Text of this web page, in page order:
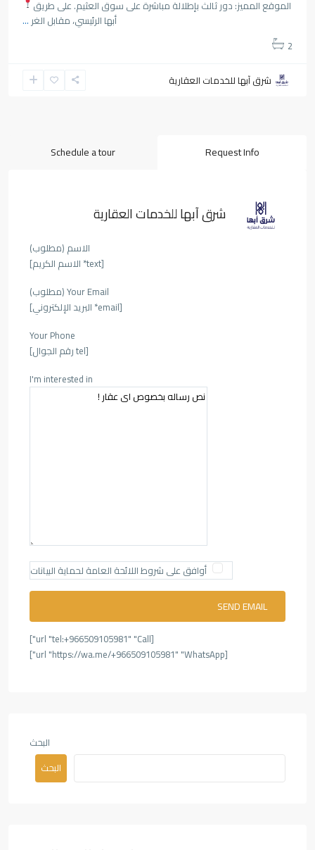
الموقع المميز: دور ثالث بإطلالة مباشرة على سوق العثيم. على طريق
أبها الرئيسي، مقابل الغر ...
2
شرق آبها للخدمات العقارية
Request Info
Schedule a tour
شرق آبها للخدمات العقارية
الاسم (مطلوب)
[text* الاسم الكريم]
Your Email (مطلوب)
[email* البريد الإلكتروني]
Your Phone
[tel رقم الجوال]
I'm interested in
أوافق على شروط اللائحة العامة لحماية البيانات
[url "tel:+966509105981" "Call"]
[url "https://wa.me/+966509105981" "WhatsApp"]
البحث
البحث